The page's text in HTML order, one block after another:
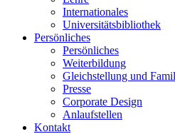
Internationales
Universitätsbibliothek
Persönliches
Persönliches
Weiterbildung
Gleichstellung und
Presse
Corporate Design
Anlaufstellen
Kontakt